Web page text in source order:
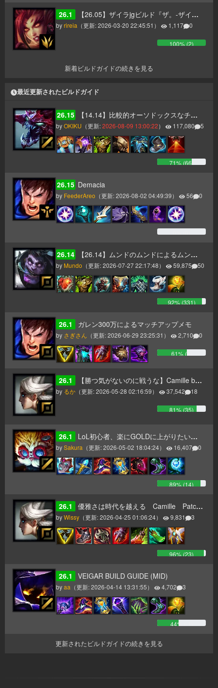
26.1 【26.05】ザイラjgビルド『ザ。-ザイラのホライゾンフォーカスについて-』
byrireia （更新:2026-03-20 22:45:51 ） 1,117 0
100% (2)
新着ビルドガイドの続きを見る
最近更新されたビルドガイド
26.15 【14.14】比較的オーソドックスなチョガスガイド（タンク、AP二本立て）
byOKIKU （更新:2026-08-09 13:00:22） 117,080 5
71% (66
26.15 Demacia
by FeederAreo （更新:2026-08-02 04:49:39） 56 0
26.14 【26.14】ムンドのムンドによるムンドのためのムンドガイド
by Mundo （更新:2026-07-27 22:17:48） 59,875 50
92% (331)
26.1 ガレン300万によるマッチアップメモ
by さぎさん （更新:2026-06-29 23:25:31 ） 2,710 0
61% (6
26.1 【勝つ気がないのに戦うな】Camille build
by るか （更新:2026-05-28 02:16:59） 37,542 18
81% (35)
26.1 LoL初心者、楽にGOLDに上がりたい方へ送るレーン戦を勝ち抜くハイマーMIDガイド【パッチ17】
bySakura （更新:2026-05-02 18:04:24） 16,407 0
89% (14)
26.1 優雅さは時代を越える Camille Patch26.1～
byWissy （更新:2026-04-25 01:06:24） 9,831 3
96% (23)
26.1 VEIGAR BUILD GUIDE (MID)
byaa （更新:2026-04-14 13:31:55） 4,702 3
44% (
更新されたビルドガイドの続きを見る